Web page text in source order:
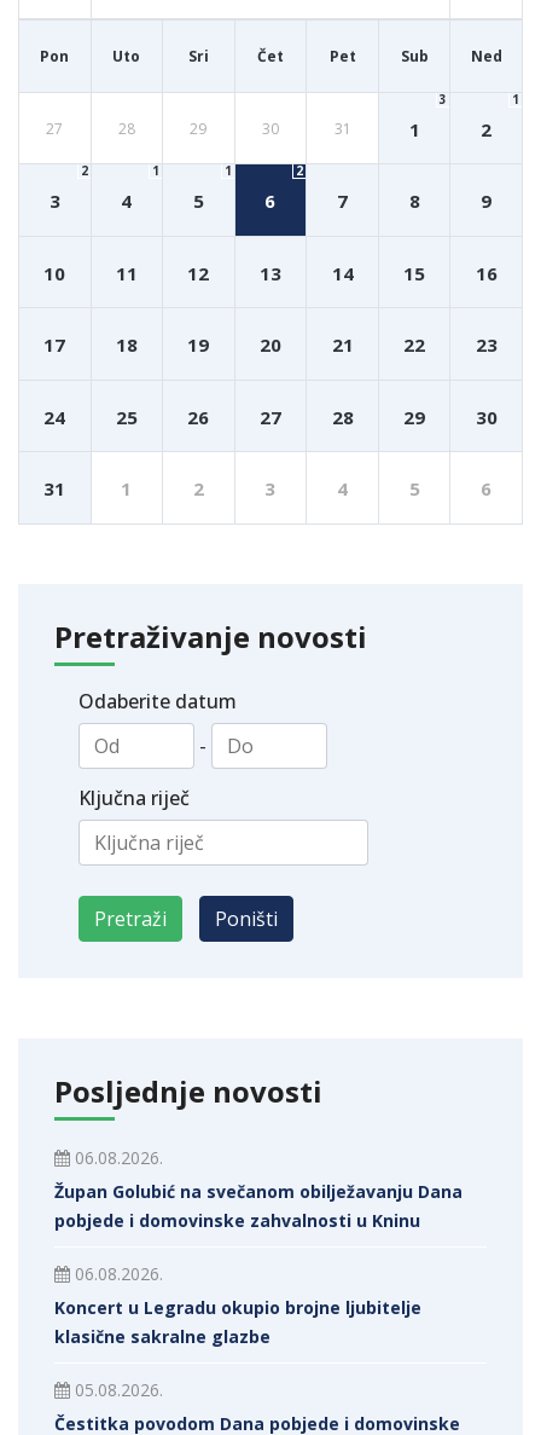
Pon Uto Sri Čet Pet Sub Ned
27 28 29 30 31 1
3
2
1
3
2
4
1
5
1
6
2
7 8 9
10 11 12 13 14 15 16
17 18 19 20 21 22 23
24 25 26 27 28 29 30
31 1 2 3 4 5 6
Pretraživanje novosti
Odaberite datum
-
Ključna riječ
Posljednje novosti
06.08.2026.
Župan Golubić na svečanom obilježavanju Dana
pobjede i domovinske zahvalnosti u Kninu
06.08.2026.
Koncert u Legradu okupio brojne ljubitelje
klasične sakralne glazbe
05.08.2026.
Čestitka povodom Dana pobjede i domovinske